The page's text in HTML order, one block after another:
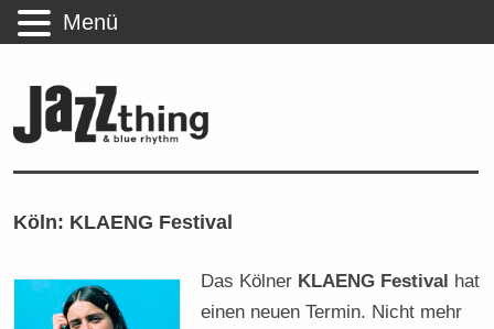
Köln: KLAENG Festival
Das Kölner KLAENG Festival hat
einen neuen Termin. Nicht mehr
Menü